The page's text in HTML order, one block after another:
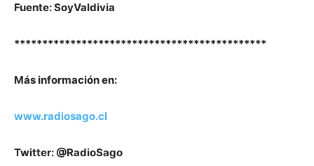
Fuente: SoyValdivia
*********************************************
Más información en:
www.radiosago.cl
Twitter: @RadioSago